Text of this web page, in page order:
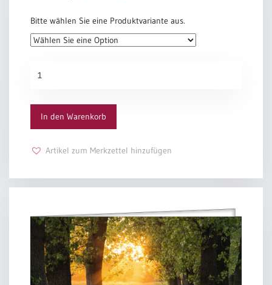
Wenn ein Schwan singt, lauschen die Tiere.
Und sie raunen sich leise zu, raunen sich leise zu:
Es ist ein Schwanenkönig, der in Liebe stirbt.
Bitte wählen Sie eine Produktvariante aus.
Menge
In den Warenkorb
Artikel zum Merkzettel hinzufügen